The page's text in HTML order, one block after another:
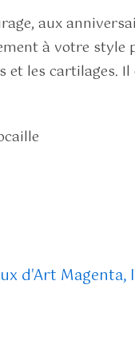
aux
à votre style
les cartilages.